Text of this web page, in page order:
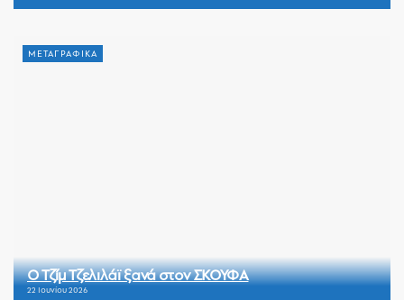
ΜΕΤΑΓΡΑΦΙΚΑ
Ο Τζίμ Τζελιλάϊ ξανά στον ΣΚΟΥΦΑ
22 Ιουνίου 2026